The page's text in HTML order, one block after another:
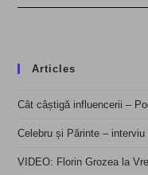
Articles
Cât câștigă influencerii –
Celebru și Părinte –
VIDEO: Florin Grozea la